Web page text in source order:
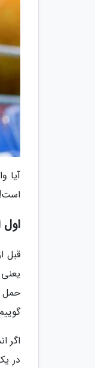
آیا
است!
اول
قبل
حمل
اگر
در